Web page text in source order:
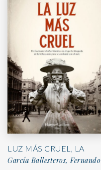
LUZ MÁS CRUEL, LA
García Ballesteros, Fernando